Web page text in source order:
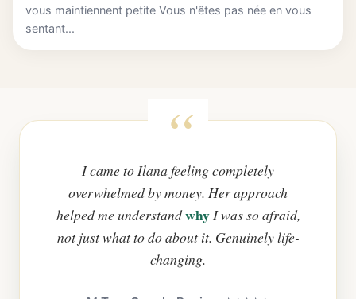
vous maintiennent petite Vous n'êtes pas née en vous
sentant...
I came to Ilana feeling completely
overwhelmed by money. Her approach
helped me understandwhyI was so afraid,
not just what to do about it. Genuinely life-
changing.